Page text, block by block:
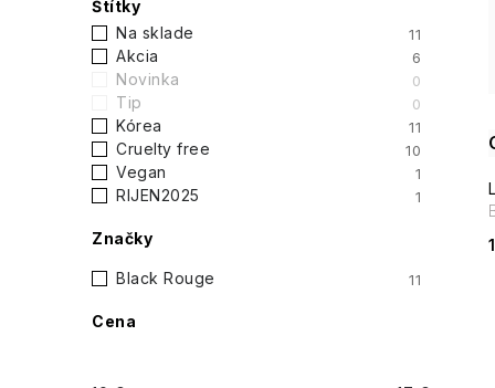
p
n
e
l
Štítky
Na sklade
11
Akcia 6
Novinka 0
Tip 0
Kórea 11
Cruelty free 10
Vegan 1
RIJEN2025 1
Značky
Black Rouge 11
Cena
r